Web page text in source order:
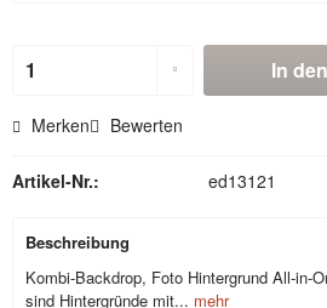
In den
Merken Bewerten
Artikel-Nr.: ed13121
Beschreibung
Kombi-Backdrop, Foto Hintergrund All-in-
sind Hintergründe mit... mehr